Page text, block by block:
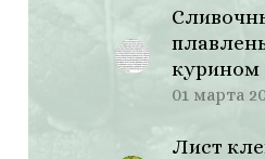
курином
01 марта
Лист